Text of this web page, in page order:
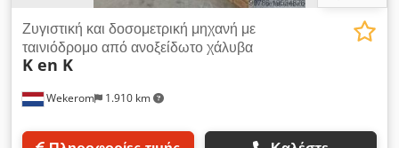
Wekerom 1.910 km
Ζυγιστική και δοσομετρική μηχανή με
ταινιόδρομο από ανοξείδωτο χάλυβα
K en K